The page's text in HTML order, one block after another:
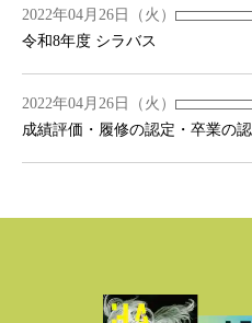
2022年04月26日（火）
令和8年度 シラバス
2022年04月26日（火）
成績評価・履修の認定・卒業の